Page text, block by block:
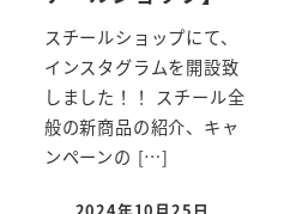
スチールショップにて、
インスタグラムを開設致
しました！！ スチール全
般の新商品の紹介、キャ
ンペーンの […]
2024年10月25日